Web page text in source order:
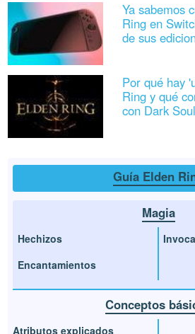
Ya sabemos
Ring en
de sus
Por qué hay
Ring y qué
con Dark
Guía Elden
Magia
Hechizos
Encantamientos
Conceptos
Atributos explicados